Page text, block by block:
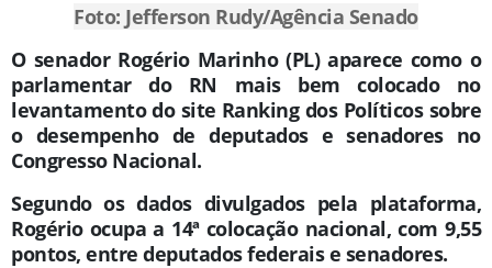
Foto: Jefferson Rudy/Agência Senado
O senador Rogério Marinho (PL) aparece como o
parlamentar do RN mais bem colocado no
levantamento do site Ranking dos Políticos sobre
o desempenho de deputados e senadores no
Congresso Nacional.
Segundo os dados divulgados pela plataforma,
Rogério ocupa a 14ª colocação nacional, com 9,55
pontos, entre deputados federais e senadores.